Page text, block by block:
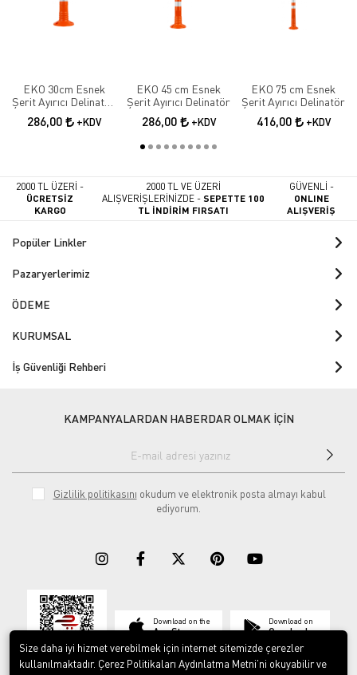
EKO 30cm Esnek
Şerit Ayırıcı Delinatör
Esnek Şerit Ayırıcı
286,00 +KDV
EKO 45 cm Esnek
Şerit Ayırıcı Delinatör
286,00 +KDV
EKO 75 cm Esnek
Şerit Ayırıcı Delinatör
416,00 +KDV
2000 TL ÜZERİ -
ÜCRETSİZ
KARGO
2000 TL VE ÜZERİ
ALIŞVERİŞLERİNİZDE -SEPETTE 100
TL İNDİRİM FIRSATI
GÜVENLİ -
ONLINE
ALIŞVERİŞ
Popüler Linkler
Pazaryerlerimiz
ÖDEME
KURUMSAL
İş Güvenliği Rehberi
KAMPANYALARDAN HABERDAR OLMAK İÇİN
Gizlilik politikasını okudum ve elektronik posta almayı kabul
ediyorum.
Download on the
App Store
Download on
Google play
Size daha iyi hizmet verebilmek için internet sitemizde çerezler
kullanılmaktadır. Çerez Politikaları Aydınlatma Metni’ni okuyabilir ve